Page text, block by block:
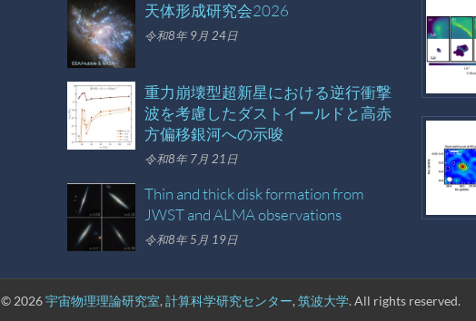
天体形成研究会2026
令和8年 9月 24日
重力崩壊型超新星における逆行衝撃
波を考慮したダストイールドと高赤
方偏移銀河への示唆
令和8年 7月 21日
Thin and thick disk formation from
JWST and ALMA observations
令和8年 5月 19日
© 2026宇宙物理理論研究室, 計算科学研究センター, 筑波大学. All rights reserved.